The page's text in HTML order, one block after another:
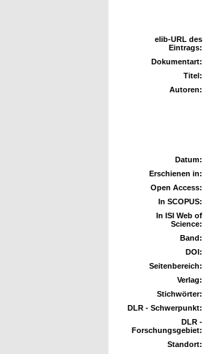
elib-URL des
Eintrags:
Dokumentart:
Titel:
Autoren:
Datum:
Erschienen in:
Open Access:
In SCOPUS:
In ISI Web of
Science:
Band:
DOI:
Seitenbereich:
Verlag:
Stichwörter:
DLR - Schwerpunkt:
DLR -
Forschungsgebiet:
Standort: